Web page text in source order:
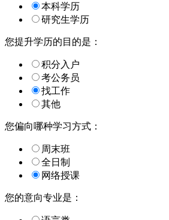
本科学历
研究生学历
您提升学历的目的是：
积分入户
考公务员
找工作
其他
您偏向哪种学习方式：
周末班
全日制
网络授课
您的意向专业是：